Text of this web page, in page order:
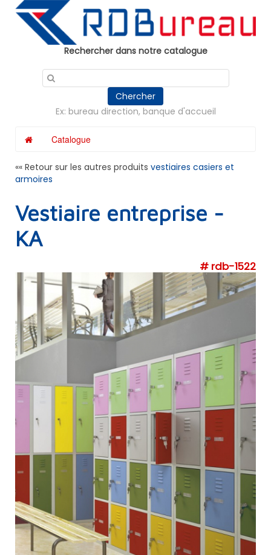
Rechercher dans notre catalogue
Chercher
Ex: bureau direction, banque d'accueil
Catalogue
«« Retour sur les autres produits vestiaires casiers et
armoires
Vestiaire entreprise -
KA
# rdb-1522
Panneau de gestion des cookies